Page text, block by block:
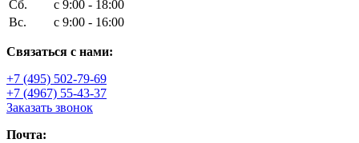
Сб.
с 9:00 - 18:00
Вс.
с 9:00 - 16:00
Связаться с нами:
+7 (495) 502-79-69
+7 (4967) 55-43-37
Заказать звонок
Почта: